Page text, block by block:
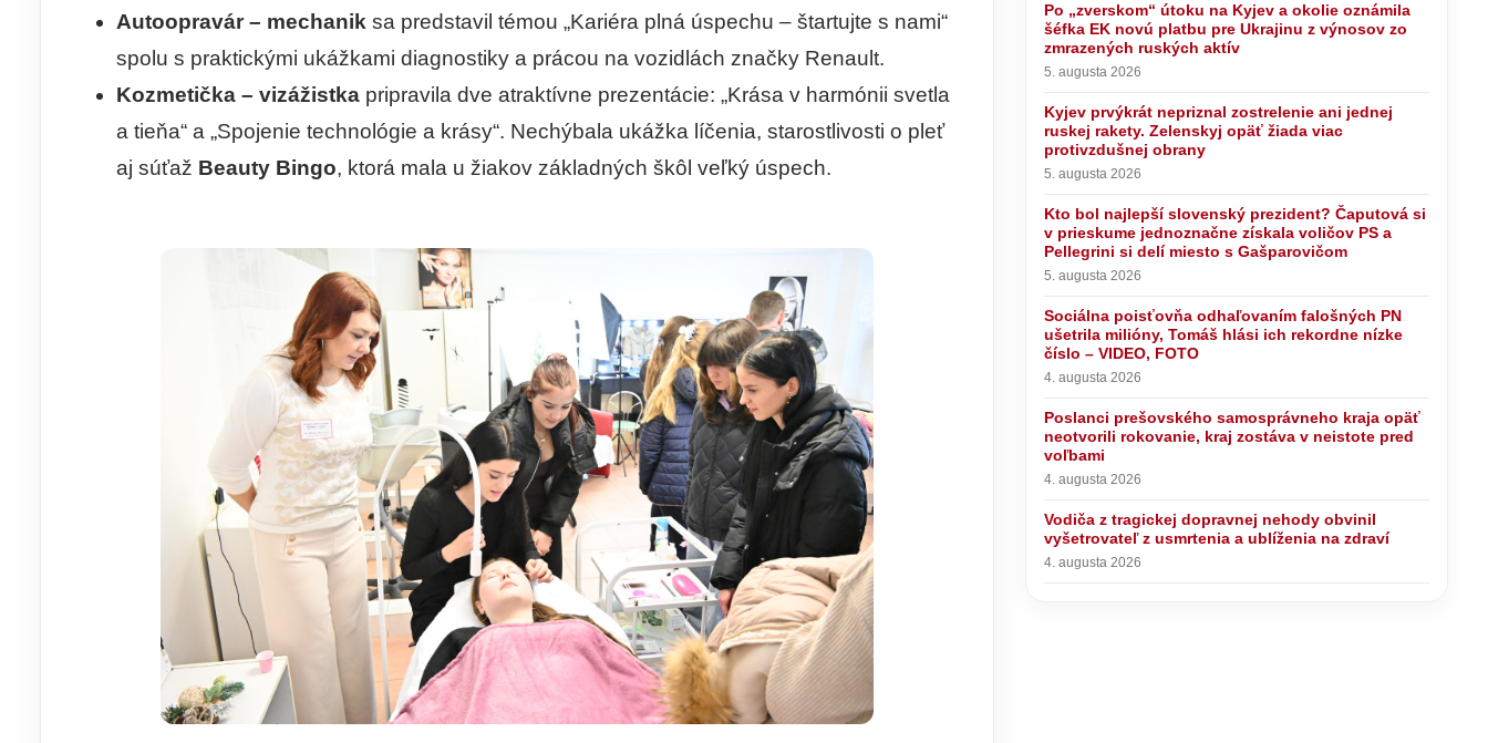
Autoopravár – mechanik sa predstavil témou „Kariéra plná úspechu – štartujte s nami“
spolu s praktickými ukážkami diagnostiky a prácou na vozidlách značky Renault.
Kozmetička – vizážistka pripravila dve atraktívne prezentácie: „Krása v harmónii svetla
a tieňa“ a „Spojenie technológie a krásy“. Nechýbala ukážka líčenia, starostlivosti o pleť
aj súťaž Beauty Bingo, ktorá mala u žiakov základných škôl veľký úspech.
Po „zverskom“ útoku na Kyjev a okolie oznámila
šéfka EK novú platbu pre Ukrajinu z výnosov zo
zmrazených ruských aktív
5. augusta 2026
Kyjev prvýkrát nepriznal zostrelenie ani jednej
ruskej rakety. Zelenskyj opäť žiada viac
protivzdušnej obrany
5. augusta 2026
Kto bol najlepší slovenský prezident? Čaputová si
v prieskume jednoznačne získala voličov PS a
Pellegrini si delí miesto s Gašparovičom
5. augusta 2026
Sociálna poisťovňa odhaľovaním falošných PN
ušetrila milióny, Tomáš hlási ich rekordne nízke
číslo – VIDEO, FOTO
4. augusta 2026
Poslanci prešovského samosprávneho kraja opäť
neotvorili rokovanie, kraj zostáva v neistote pred
voľbami
4. augusta 2026
Vodiča z tragickej dopravnej nehody obvinil
vyšetrovateľ z usmrtenia a ublíženia na zdraví
4. augusta 2026